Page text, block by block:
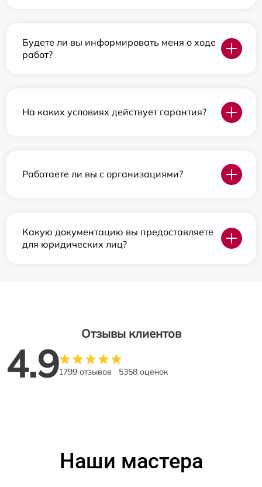
Будете ли вы информировать меня о ходе
работ?
На каких условиях действует гарантия?
Работаете ли вы с организациями?
Какую документацию вы предоставляете
для юридических лиц?
Отзывы клиентов
4.91799 отзывов 5358 оценок
Наши мастера